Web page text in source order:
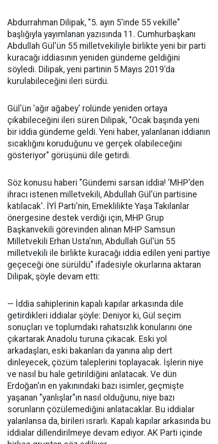
Abdurrahman Dilipak, "5. ayın 5'inde 55 vekille"
başlığıyla yayımlanan yazısında 11. Cumhurbaşkanı
Abdullah Gül'ün 55 milletvekiliyle birlikte yeni bir parti
kuracağı iddiasının yeniden gündeme geldiğini
söyledi. Dilipak, yeni partinin 5 Mayıs 2019'da
kurulabileceğini ileri sürdü.
Gül'ün 'ağır ağabey' rolünde yeniden ortaya
çıkabileceğini ileri süren Dilipak, "Ocak başında yeni
bir iddia gündeme geldi. Yeni haber, yalanlanan iddianın
sıcaklığını koruduğunu ve gerçek olabileceğini
gösteriyor" görüşünü dile getirdi.
Söz konusu haberi "Gündemi sarsan iddia! ‘MHP'den
ihracı istenen milletvekili, Abdullah Gül'ün partisine
katılacak'. İYİ Parti'nin, Emeklilikte Yaşa Takılanlar
önergesine destek verdiği için, MHP Grup
Başkanvekili görevinden alınan MHP Samsun
Milletvekili Erhan Usta'nın, Abdullah Gül'ün 55
milletvekili ile birlikte kuracağı iddia edilen yeni partiye
geçeceği öne sürüldü" ifadesiyle okurlarına aktaran
Dilipak, şöyle devam etti:
— İddia sahiplerinin kapalı kapılar arkasında dile
getirdikleri iddialar şöyle: Deniyor ki, Gül seçim
sonuçları ve toplumdaki rahatsızlık konularını öne
çıkartarak Anadolu turuna çıkacak. Eski yol
arkadaşları, eski bakanları da yanına alıp dert
dinleyecek, çözüm taleplerini toplayacak. İşlerin niye
ve nasıl bu hale getirildiğini anlatacak. Ve dün
Erdoğan'ın en yakınındaki bazı isimler, geçmişte
yaşanan "yanlışlar"ın nasıl olduğunu, niye bazı
sorunların çözülemediğini anlatacaklar. Bu iddialar
yalanlansa da, birileri ısrarlı. Kapalı kapılar arkasında bu
iddialar dillendirilmeye devam ediyor. AK Parti içinde